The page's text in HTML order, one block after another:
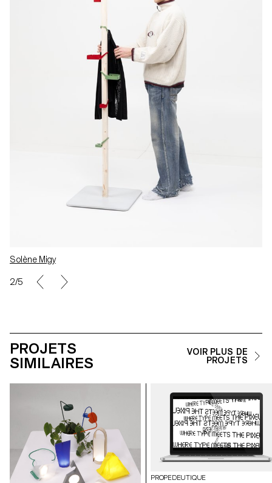
Solène Migy
3/5
PROJETS
SIMILAIRES
VOIR PLUS DE
PROJETS
PROPEDEUTIQUE